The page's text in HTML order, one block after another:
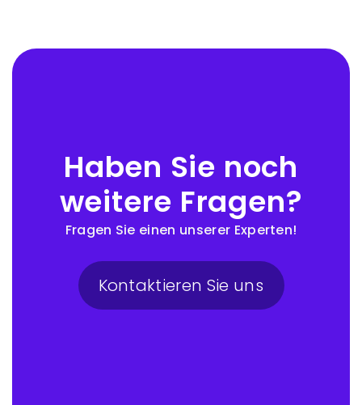
Haben Sie noch
weitere Fragen?
Fragen Sie einen unserer Experten!
Kontaktieren Sie uns